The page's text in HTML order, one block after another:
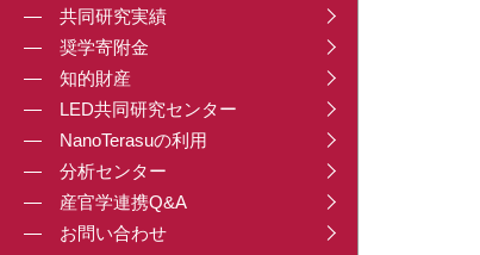
共同研究実績
奨学寄附金
知的財産
LED共同研究センター
NanoTerasuの利用
分析センター
産官学連携Q&A
お問い合わせ